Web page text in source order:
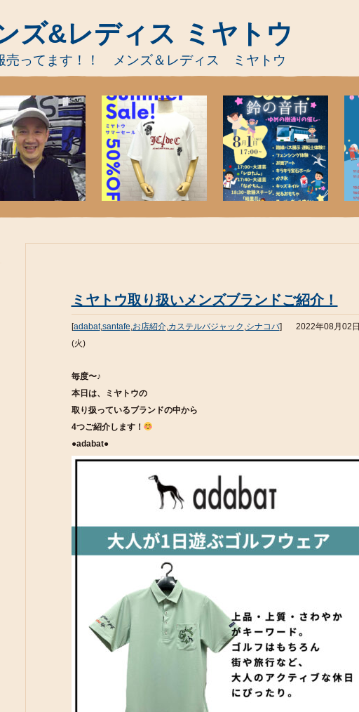
ズ&レディス ミヤトウ
売ってます！！ メンズ＆レディス ミヤトウ
ミヤトウ取り扱いメンズブランドご紹介！
[adabat,santafe,お店紹介,カステルバジャック ,シナコバ]
2022年08月02日
(火)
毎度〜♪
本日は、ミヤトウの
取り扱っているブランドの中から
4つご紹介します！
●adabat●